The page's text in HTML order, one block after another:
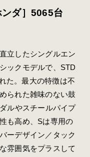
ダ］5065台
立したシングルエン
ックモデルで、STD
た。最大の特徴は不
られた雑味のない鼓
ルやスチールパイプ
も高め、Sは専用の
ーデザイン／タック
雰囲気をプラスして